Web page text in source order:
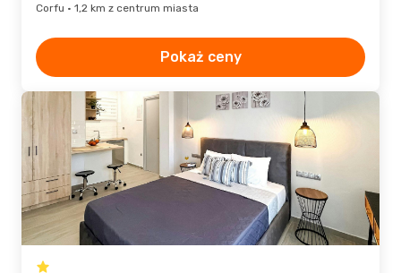
Corfu · 1,2 km z centrum miasta
Pokaż ceny